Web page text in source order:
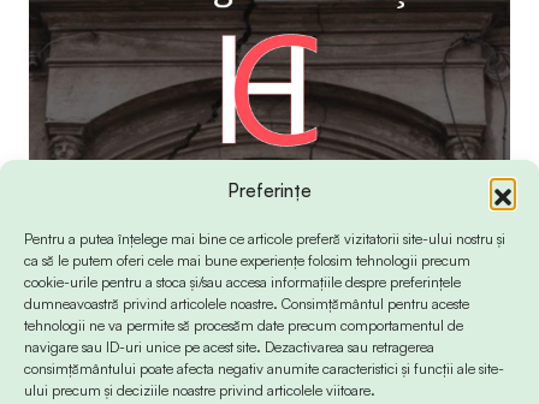
Preferințe
Pentru a putea înțelege mai bine ce articole preferă vizitatorii site-ului nostru și
ca să le putem oferi cele mai bune experiențe folosim tehnologii precum
cookie-urile pentru a stoca și/sau accesa informațiile despre preferințele
dumneavoastră privind articolele noastre. Consimțământul pentru aceste
tehnologii ne va permite să procesăm date precum comportamentul de
navigare sau ID-uri unice pe acest site. Dezactivarea sau retragerea
consimțământului poate afecta negativ anumite caracteristici și funcții ale site-
ului precum și deciziile noastre privind articolele viitoare.